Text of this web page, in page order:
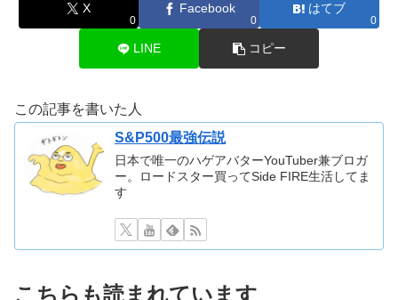
X
0
Facebook
0
はてブ
0
LINE コピー
この記事を書いた人
S&P500最強伝説
日本で唯一のハゲアバターYouTuber兼ブロガ
ー。ロードスター買ってSide FIRE生活してま
す
こちらも読まれています